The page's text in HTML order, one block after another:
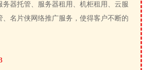
器托管、服务器租用、机柜租用、云服
名片侠网络推广服务，使得客户不断的